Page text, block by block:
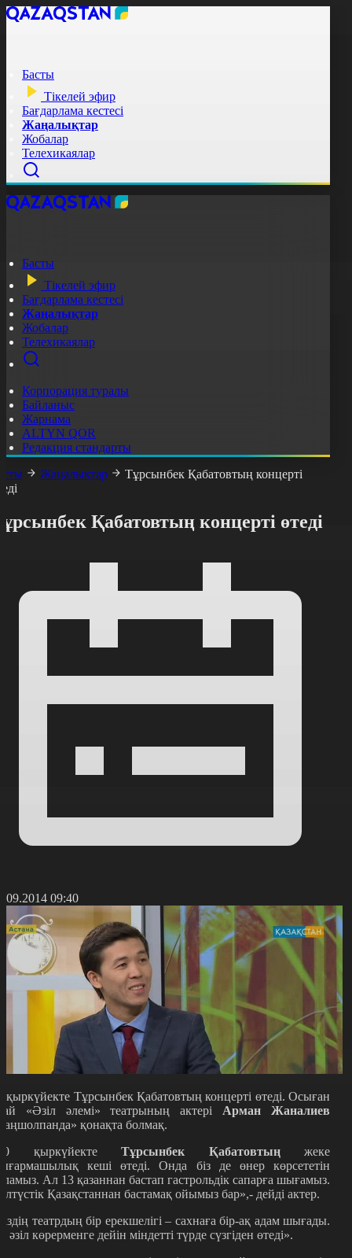
Басты
Тікелей эфир
Бағдарлама кестесі
Жаңалықтар
Жобалар
Телехикаялар
Басты
Тікелей эфир
Бағдарлама кестесі
Жаңалықтар
Жобалар
Телехикаялар
Корпорация туралы
Байланыс
Жарнама
ALTYN QOR
Редакция стандарты
Жаңалықтар
Тұрсынбек Қабатовтың концерті
Қабатовтың концерті өтеді
09:40
қыркүйекте Тұрсынбек Қабатовтың концерті өтеді. Осыған
«Әзіл әлемі» театрының актеріАрман Жаналиев
қонақта болмақ.
қыркүйекте Тұрсынбек Қабатовтыңжеке
кеші өтеді. Онда біз де өнер көрсететін
Ал 13 қазаннан бастап гастрольдік сапарға шығамыз.
Қазақстаннан бастамақ ойымыз бар»,- дейді актер.
театрдың бір ерекшелігі – сахнаға бір-ақ адам шығады.
әзіл көрерменге дейін міндетті түрде сүзгіден өтеді».